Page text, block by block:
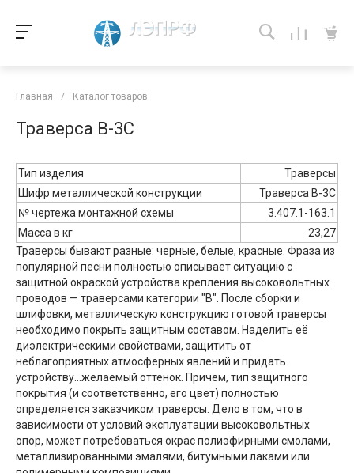
Главная / Каталог товаров
Траверса В-3C
Тип изделия
Траверсы
Шифр металлической конструкции
Траверса В-3C
№ чертежа монтажной схемы
3.407.1-163.1
Масса в кг
23,27
Траверсы бывают разные: черные, белые, красные. Фраза из
популярной песни полностью описывает ситуацию с
защитной окраской устройства крепления высоковольтных
проводов — траверсами категории "В". После сборки и
шлифовки, металлическую конструкцию готовой траверсы
необходимо покрыть защитным составом. Наделить её
диэлектрическими свойствами, защитить от
неблагоприятных атмосферных явлений и придать
устройству...желаемый оттенок. Причем, тип защитного
покрытия (и соответственно, его цвет) полностью
определяется заказчиком траверсы. Дело в том, что в
зависимости от условий эксплуатации высоковольтных
опор, может потребоваться окрас полиэфирными смолами,
металлизированными эмалями, битумными лаками или